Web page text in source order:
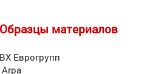
Образцы материалов
Еврогрупп
Arpa